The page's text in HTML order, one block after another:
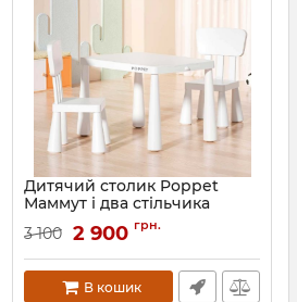
Дитячий столик Poppet
Маммут і два стільчика
Артикул: PP-012TBP-2
3 100 2 900 грн.
В кошик